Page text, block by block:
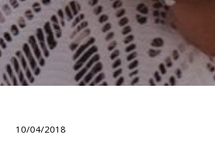
10/04/2018